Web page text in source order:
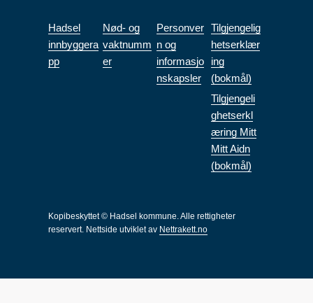
Hadsel
innbyggera
pp
Nød- og
vaktnumm
er
Personver
n og
informasjo
nskapsler
Tilgjengelig
hetserklær
ing
(bokmål)
Tilgjengeli
ghetserkl
æring Mitt
Mitt Aidn
(bokmål)
Kopibeskyttet © Hadsel kommune. Alle rettigheter
reservert. Nettside utviklet av Nettrakett.no